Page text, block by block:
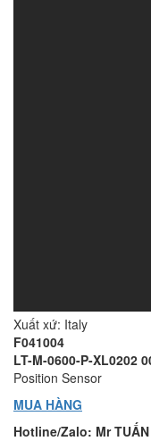
Xuất xứ: Italy
F041004
LT-M-0600-P-XL0202
Position Sensor
MUA HÀNG
Hotline/Zalo: Mr